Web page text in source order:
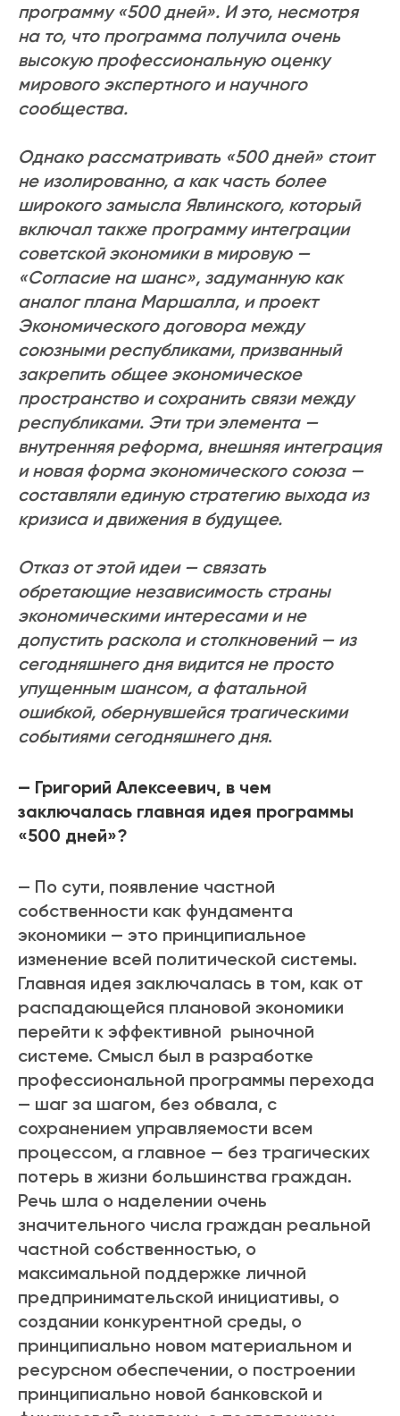
программу «500 дней». И это, несмотря
на то, что программа получила очень
высокую профессиональную оценку
мирового экспертного и научного
сообщества.
Однако рассматривать «500 дней» стоит
не изолированно, а как часть более
широкого замысла Явлинского, который
включал также программу интеграции
советской экономики в мировую —
«Согласие на шанс», задуманную как
аналог плана Маршалла, и проект
Экономического договора между
союзными республиками, призванный
закрепить общее экономическое
пространство и сохранить связи между
республиками. Эти три элемента —
внутренняя реформа, внешняя интеграция
и новая форма экономического союза —
составляли единую стратегию выхода из
кризиса и движения в будущее.
Отказ от этой идеи — связать
обретающие независимость страны
экономическими интересами и не
допустить раскола и столкновений — из
сегодняшнего дня видится не просто
упущенным шансом, а фатальной
ошибкой, обернувшейся трагическими
событиями сегодняшнего дня.
— Григорий Алексеевич, в чем
заключалась главная идея программы
«500 дней»?
— По сути, появление частной
собственности как фундамента
экономики — это принципиальное
изменение всей политической системы.
Главная идея заключалась в том, как от
распадающейся плановой экономики
перейти к эффективной рыночной
системе. Смысл был в разработке
профессиональной программы перехода
— шаг за шагом, без обвала, с
сохранением управляемости всем
процессом, а главное — без трагических
потерь в жизни большинства граждан.
Речь шла о наделении очень
значительного числа граждан реальной
частной собственностью, о
максимальной поддержке личной
предпринимательской инициативы, о
создании конкурентной среды, о
принципиально новом материальном и
ресурсном обеспечении, о построении
принципиально новой банковской и